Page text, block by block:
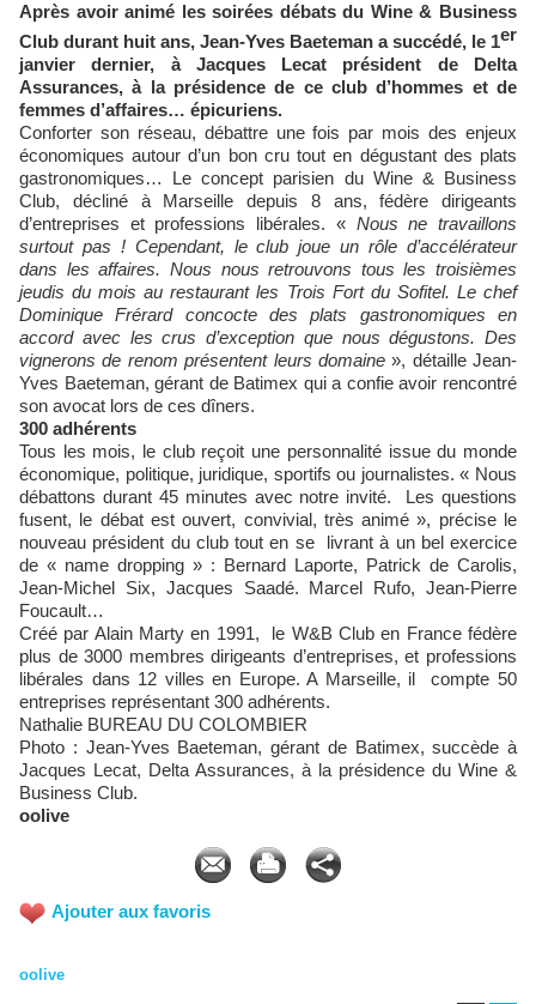
Après avoir animé les soirées débats du Wine & Business
Club durant huit ans, Jean-Yves Baeteman a succédé, le 1er
janvier dernier, à Jacques Lecat président de Delta
Assurances, à la présidence de ce club d’hommes et de
femmes d’affaires… épicuriens.
Conforter son réseau, débattre une fois par mois des enjeux
économiques autour d’un bon cru tout en dégustant des plats
gastronomiques… Le concept parisien du Wine & Business
Club, décliné à Marseille depuis 8 ans, fédère dirigeants
d’entreprises et professions libérales. « Nous ne travaillons
surtout pas ! Cependant, le club joue un rôle d’accélérateur
dans les affaires. Nous nous retrouvons tous les troisièmes
jeudis du mois au restaurant les Trois Fort du Sofitel. Le chef
Dominique Frérard concocte des plats gastronomiques en
accord avec les crus d’exception que nous dégustons. Des
vignerons de renom présentent leurs domaine», détaille Jean-
Yves Baeteman, gérant de Batimex qui a confie avoir rencontré
son avocat lors de ces dîners.
300 adhérents
Tous les mois, le club reçoit une personnalité issue du monde
économique, politique, juridique, sportifs ou journalistes. « Nous
débattons durant 45 minutes avec notre invité. Les questions
fusent, le débat est ouvert, convivial, très animé », précise le
nouveau président du club tout en se livrant à un bel exercice
de « name dropping » : Bernard Laporte, Patrick de Carolis,
Jean-Michel Six, Jacques Saadé. Marcel Rufo, Jean-Pierre
Foucault…
Créé par Alain Marty en 1991, le W&B Club en France fédère
plus de 3000 membres dirigeants d’entreprises, et professions
libérales dans 12 villes en Europe. A Marseille, il compte 50
entreprises représentant 300 adhérents.
Nathalie BUREAU DU COLOMBIER
Photo : Jean-Yves Baeteman, gérant de Batimex, succède à
Jacques Lecat, Delta Assurances, à la présidence du Wine &
Business Club.
oolive
Ajouter aux favoris
oolive